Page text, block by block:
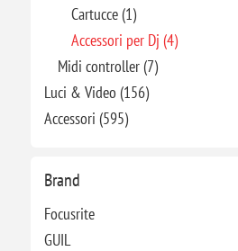
Cartucce (1)
Accessori per Dj (4)
Midi controller (7)
Luci & Video (156)
Accessori (595)
Brand
Focusrite
GUIL